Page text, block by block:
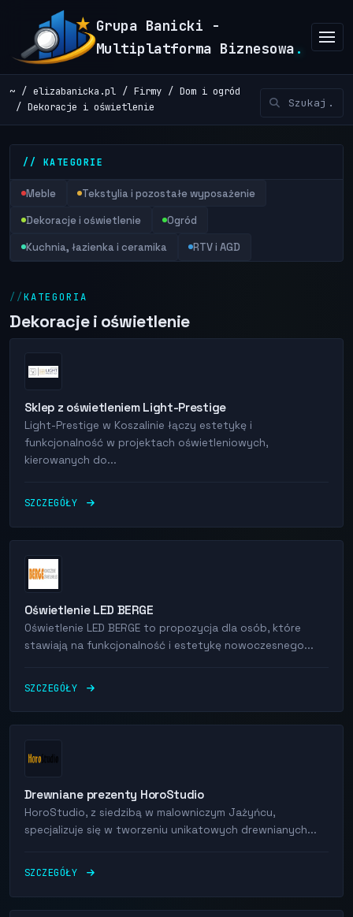
Grupa Banicki -
Multiplatforma Biznesowa .
~ elizabanicka.pl Firmy
Dom i ogród
Dekoracje i oświetlenie
// KATEGORIE
Meble Tekstylia i pozostałe wyposażenie
Dekoracje i oświetlenie Ogród
Kuchnia, łazienka i ceramika RTV i AGD
KATEGORIA
Dekoracje i oświetlenie
Sklep z oświetleniem Light-Prestige
Light-Prestige w Koszalinie łączy estetykę i
funkcjonalność w projektach oświetleniowych,
kierowanych do...
SZCZEGÓŁY
Oświetlenie LED BERGE
Oświetlenie LED BERGE to propozycja dla osób, które
stawiają na funkcjonalność i estetykę nowoczesnego...
SZCZEGÓŁY
Drewniane prezenty HoroStudio
HoroStudio, z siedzibą w malowniczym Jażyńcu,
specjalizuje się w tworzeniu unikatowych drewnianych...
SZCZEGÓŁY